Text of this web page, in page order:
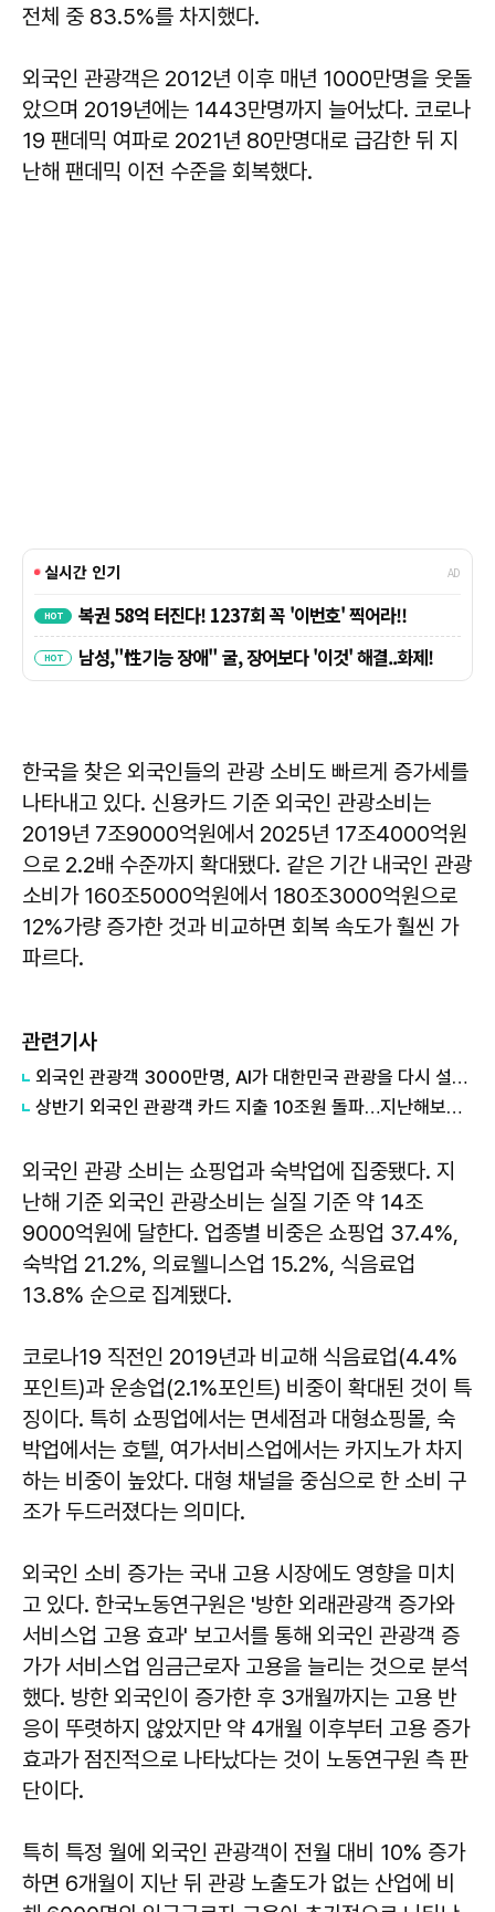
전체 중 83.5%를 차지했다.
외국인 관광객은 2012년 이후 매년 1000만명을 웃돌
았으며 2019년에는 1443만명까지 늘어났다. 코로나
19 팬데믹 여파로 2021년 80만명대로 급감한 뒤 지
난해 팬데믹 이전 수준을 회복했다.
한국을 찾은 외국인들의 관광 소비도 빠르게 증가세를
나타내고 있다. 신용카드 기준 외국인 관광소비는
2019년 7조9000억원에서 2025년 17조4000억원
으로 2.2배 수준까지 확대됐다. 같은 기간 내국인 관광
소비가 160조5000억원에서 180조3000억원으로
12%가량 증가한 것과 비교하면 회복 속도가 훨씬 가
파르다.
관련기사
외국인 관광객 3000만명, AI가 대한민국 관광을 다시 설계한다
상반기 외국인 관광객 카드 지출 10조원 돌파…지난해보다 3개월 빨랐다
외국인 관광 소비는 쇼핑업과 숙박업에 집중됐다. 지
난해 기준 외국인 관광소비는 실질 기준 약 14조
9000억원에 달한다. 업종별 비중은 쇼핑업 37.4%,
숙박업 21.2%, 의료웰니스업 15.2%, 식음료업
13.8% 순으로 집계됐다.
코로나19 직전인 2019년과 비교해 식음료업(4.4%
포인트)과 운송업(2.1%포인트) 비중이 확대된 것이 특
징이다. 특히 쇼핑업에서는 면세점과 대형쇼핑몰, 숙
박업에서는 호텔, 여가서비스업에서는 카지노가 차지
하는 비중이 높았다. 대형 채널을 중심으로 한 소비 구
조가 두드러졌다는 의미다.
외국인 소비 증가는 국내 고용 시장에도 영향을 미치
고 있다. 한국노동연구원은 '방한 외래관광객 증가와
서비스업 고용 효과' 보고서를 통해 외국인 관광객 증
가가 서비스업 임금근로자 고용을 늘리는 것으로 분석
했다. 방한 외국인이 증가한 후 3개월까지는 고용 반
응이 뚜렷하지 않았지만 약 4개월 이후부터 고용 증가
효과가 점진적으로 나타났다는 것이 노동연구원 측 판
단이다.
특히 특정 월에 외국인 관광객이 전월 대비 10% 증가
하면 6개월이 지난 뒤 관광 노출도가 없는 산업에 비